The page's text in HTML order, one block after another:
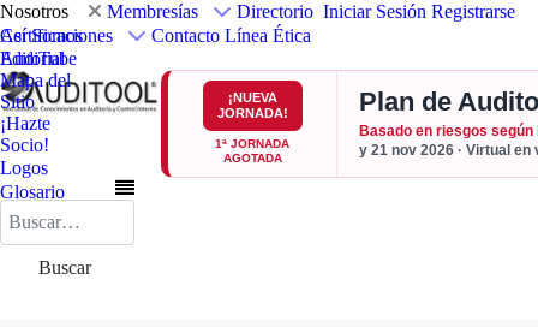
Nosotros
Así Somos
Editorial
Mapa del
Sitio
¡Hazte
Socio!
Logos
Glosario
Membresías
Directorio
Certificaciones
Contacto Línea Ética
AudiTube
Iniciar Sesión Registrarse
¡NUEVA
JORNADA!
1ª JORNADA
AGOTADA
Plan de
Basado en riesgos según
y 21 nov 2026 · Virtual en
Buscar
Buscar